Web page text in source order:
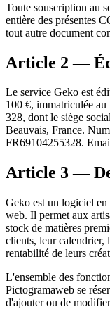
Toute souscription au
entière des présentes
tout autre document
Article 2 —
Le service Geko est
100 €, immatriculée
328, dont le siège
Beauvais, France.
FR69104255328.
Article 3 —
Geko est un logiciel en
web. Il permet aux
stock de matières
clients, leur calendrier,
rentabilité de leurs
L'ensemble des
Pictogramaweb se
d'ajouter ou de